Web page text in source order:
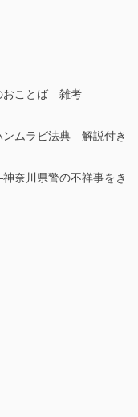
おことば 雑考
ンムラビ法典 解説付き
奈川県警の不祥事をき